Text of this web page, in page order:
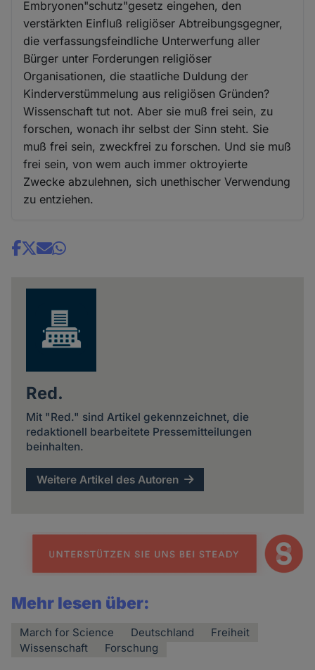
Embryonen"schutz"gesetz eingehen, den
verstärkten Einfluß religiöser Abtreibungsgegner,
die verfassungsfeindliche Unterwerfung aller
Bürger unter Forderungen religiöser
Organisationen, die staatliche Duldung der
Kinderverstümmelung aus religiösen Gründen?
Wissenschaft tut not. Aber sie muß frei sein, zu
forschen, wonach ihr selbst der Sinn steht. Sie
muß frei sein, zweckfrei zu forschen. Und sie muß
frei sein, von wem auch immer oktroyierte
Zwecke abzulehnen, sich unethischer Verwendung
zu entziehen.
Share
Red.
Mit "Red." sind Artikel gekennzeichnet, die
redaktionell bearbeitete Pressemitteilungen
beinhalten.
Weitere Artikel des Autoren
Mehr lesen über:
March for Science Deutschland
Freiheit
Wissenschaft
Forschung